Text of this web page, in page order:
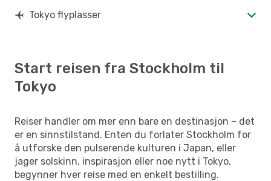
Tokyo flyplasser
Start reisen fra Stockholm til
Tokyo
Reiser handler om mer enn bare en destinasjon – det
er en sinnstilstand. Enten du forlater Stockholm for
å utforske den pulserende kulturen i Japan, eller
jager solskinn, inspirasjon eller noe nytt i Tokyo,
begynner hver reise med en enkelt bestilling.